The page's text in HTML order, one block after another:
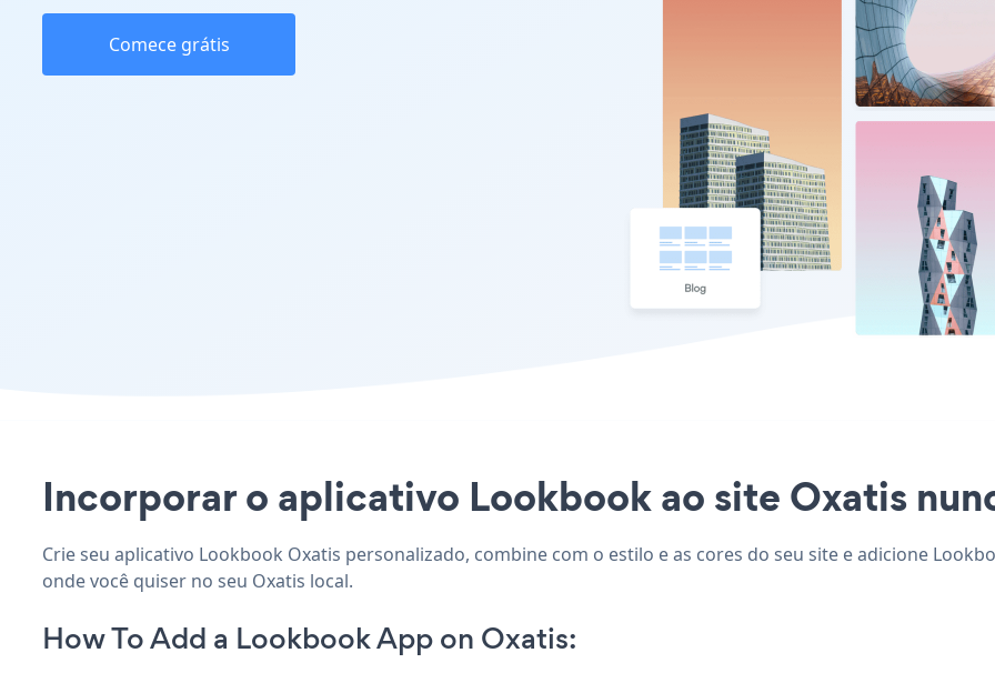
Comece grátis
Incorporar o aplicativo Lookbook ao site Oxatis
Crie seu aplicativo Lookbook Oxatis personalizado, combine com o estilo e as cores do seu site e adicione
onde você quiser no seu Oxatis local.
How To Add a Lookbook App on Oxatis: